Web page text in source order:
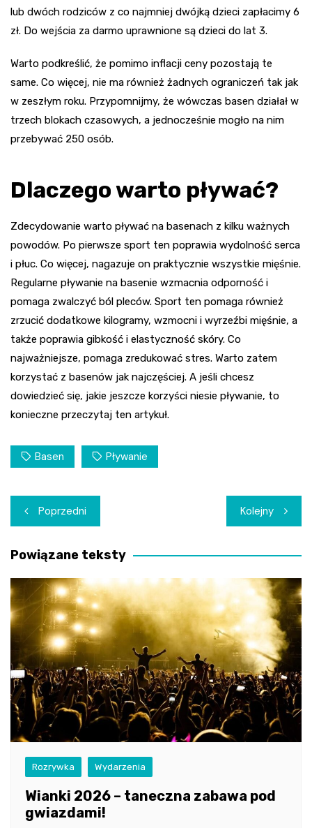
lub dwóch rodziców z co najmniej dwójką dzieci zapłacimy 6
zł. Do wejścia za darmo uprawnione są dzieci do lat 3.
Warto podkreślić, że pomimo inflacji ceny pozostają te
same. Co więcej, nie ma również żadnych ograniczeń tak jak
w zeszłym roku. Przypomnijmy, że wówczas basen działał w
trzech blokach czasowych, a jednocześnie mogło na nim
przebywać 250 osób.
Dlaczego warto pływać?
Zdecydowanie warto pływać na basenach z kilku ważnych
powodów. Po pierwsze sport ten poprawia wydolność serca
i płuc. Co więcej, nagazuje on praktycznie wszystkie mięśnie.
Regularne pływanie na basenie wzmacnia odporność i
pomaga zwalczyć ból pleców. Sport ten pomaga również
zrzucić dodatkowe kilogramy, wzmocni i wyrzeźbi mięśnie, a
także poprawia gibkość i elastyczność skóry. Co
najważniejsze, pomaga zredukować stres. Warto zatem
korzystać z basenów jak najczęściej. A jeśli chcesz
dowiedzieć się, jakie jeszcze korzyści niesie pływanie, to
konieczne przeczytaj ten artykuł.
Basen Pływanie
Nawigacja
wpisu
Poprzedni Kolejny
Powiązane teksty
Rozrywka Wydarzenia
Wianki 2026 – taneczna zabawa pod
gwiazdami!